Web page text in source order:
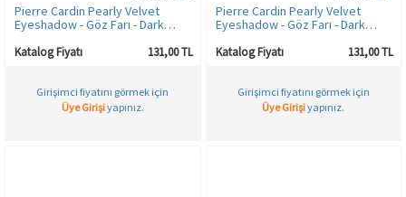
Pierre Cardin Pearly Velvet
Eyeshadow - Göz Farı - Dark
Katalog Fiyatı 131,00 TL
Girişimci fiyatını görmek için
Üye Girişiyapınız.
Pierre Cardin Pearly Velvet
Eyeshadow - Göz Farı - Dark
Katalog Fiyatı 131,00 TL
Girişimci fiyatını görmek için
Üye Girişiyapınız.